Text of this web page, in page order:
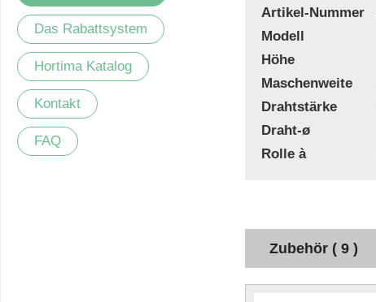
Das Rabattsystem
Hortima Katalog
Kontakt
FAQ
Artikel-Nummer
Modell
Höhe
Maschenweite
Drahtstärke
Draht-ø
Rolle à
Zubehör ( 9 )